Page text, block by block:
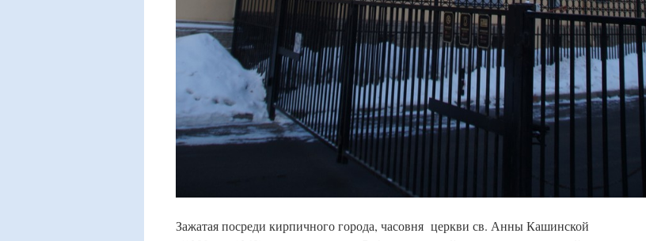
Зажатая посреди кирпичного города, часовня церкви св. Анны Кашинской